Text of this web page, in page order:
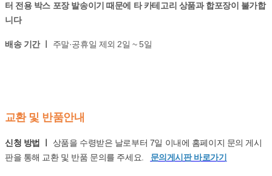
터 전용 박스 포장 발송이기 때문에 타 카테고리 상품과 합포장이 불가합
니다
배송 기간 ㅣ 주말·공휴일 제외 2일 ~ 5일
교환 및 반품안내
신청 방법 ㅣ 상품을 수령받은 날로부터 7일 이내에 홈페이지 문의 게시
판을 통해 교환 및 반품 문의를 주세요. 문의게시판 바로가기